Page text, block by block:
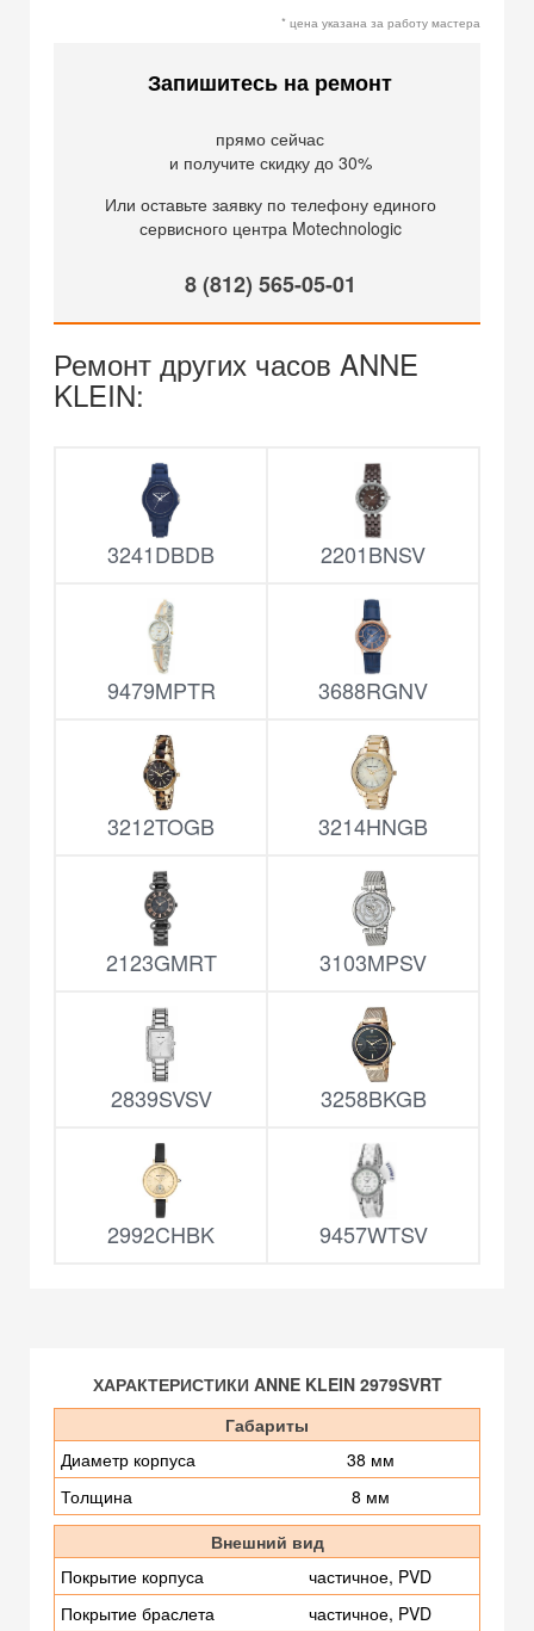
* цена указана за работу мастера
Запишитесь на ремонт
прямо сейчас
и получите скидку до 30%
Или оставьте заявку по телефону единого
сервисного центра Motechnologic
8 (812) 565-05-01
Ремонт других часов ANNE
KLEIN:
3241DBDB 2201BNSV
9479MPTR 3688RGNV
3212TOGB 3214HNGB
2123GMRT 3103MPSV
2839SVSV 3258BKGB
2992CHBK 9457WTSV
ХАРАКТЕРИСТИКИ ANNE KLEIN 2979SVRT
Габариты
Диаметр корпуса
38 мм
Толщина
8 мм
Внешний вид
Покрытие корпуса
частичное, PVD
Покрытие браслета
частичное, PVD